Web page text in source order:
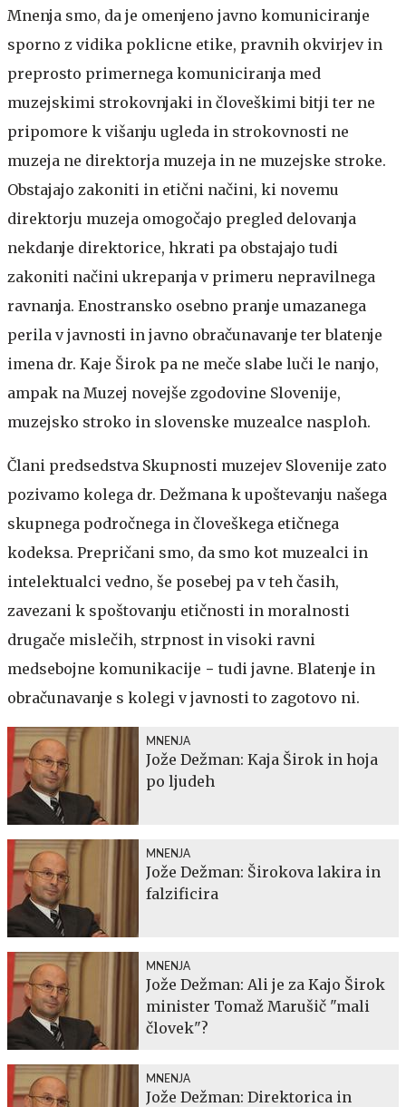
Mnenja smo, da je omenjeno javno komuniciranje
sporno z vidika poklicne etike, pravnih okvirjev in
preprosto primernega komuniciranja med
muzejskimi strokovnjaki in človeškimi bitji ter ne
pripomore k višanju ugleda in strokovnosti ne
muzeja ne direktorja muzeja in ne muzejske stroke.
Obstajajo zakoniti in etični načini, ki novemu
direktorju muzeja omogočajo pregled delovanja
nekdanje direktorice, hkrati pa obstajajo tudi
zakoniti načini ukrepanja v primeru nepravilnega
ravnanja. Enostransko osebno pranje umazanega
perila v javnosti in javno obračunavanje ter blatenje
imena dr. Kaje Širok pa ne meče slabe luči le nanjo,
ampak na Muzej novejše zgodovine Slovenije,
muzejsko stroko in slovenske muzealce nasploh.
Člani predsedstva Skupnosti muzejev Slovenije zato
pozivamo kolega dr. Dežmana k upoštevanju našega
skupnega področnega in človeškega etičnega
kodeksa. Prepričani smo, da smo kot muzealci in
intelektualci vedno, še posebej pa v teh časih,
zavezani k spoštovanju etičnosti in moralnosti
drugače mislečih, strpnost in visoki ravni
medsebojne komunikacije − tudi javne. Blatenje in
obračunavanje s kolegi v javnosti to zagotovo ni.
MNENJA
Jože Dežman: Kaja Širok in hoja
po ljudeh
MNENJA
Jože Dežman: Širokova lakira in
falzificira
MNENJA
Jože Dežman: Ali je za Kajo Širok
minister Tomaž Marušič "mali
človek"?
MNENJA
Jože Dežman: Direktorica in